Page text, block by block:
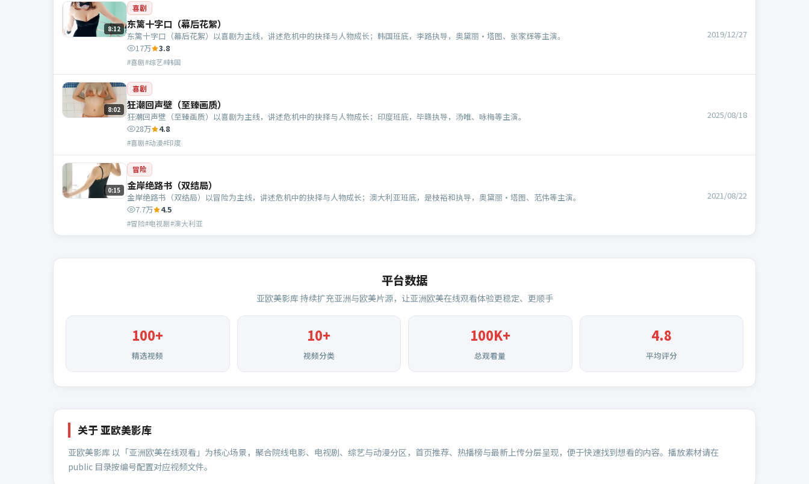
8:12
喜剧
东篱十字口（幕后花絮）
东篱十字口（幕后花絮）以喜剧为主线，讲述危机中的抉择与人物成长；韩国班底，李路执导，奥黛丽·塔图、张家辉等主演。
17万 3.8
#喜剧#综艺#韩国
2019/12/27
8:02
喜剧
狂潮回声壁（至臻画质）
狂潮回声壁（至臻画质）以喜剧为主线，讲述危机中的抉择与人物成长；印度班底，毕赣执导，汤唯、咏梅等主演。
28万 4.8
#喜剧#动漫#印度
2025/08/18
0:15
冒险
金岸绝路书（双结局）
金岸绝路书（双结局）以冒险为主线，讲述危机中的抉择与人物成长；澳大利亚班底，是枝裕和执导，奥黛丽·塔图、范伟等主演。
7.7万 4.5
#冒险#电视剧#澳大利亚
2021/08/22
平台数据
亚欧美影库 持续扩充亚洲与欧美片源，让亚洲欧美在线观看体验更稳定、更顺手
100+
精选视频
10+
视频分类
100K+
总观看量
4.8
平均评分
关于亚欧美影库
亚欧美影库 以「亚洲欧美在线观看」为核心场景，聚合院线电影、电视剧、综艺与动漫分区，首页推荐、热播榜与最新上传分层呈现，便于快速找到想看的内容。播放素材请在
public 目录按编号配置对应视频文件。